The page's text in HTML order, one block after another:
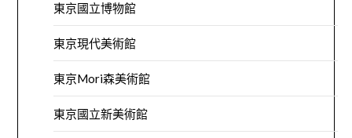
東京國立博物館
東京現代美術館
東京Mori森美術館
東京國立新美術館